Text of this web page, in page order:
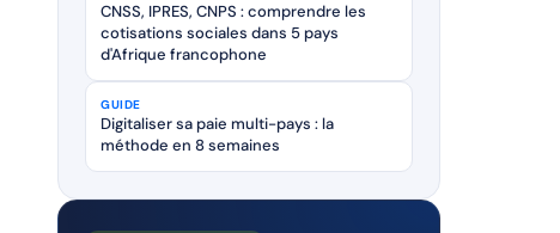
CNSS, IPRES, CNPS : comprendre les
cotisations sociales dans 5 pays
d'Afrique francophone
GUIDE
Digitaliser sa paie multi-pays : la
méthode en 8 semaines